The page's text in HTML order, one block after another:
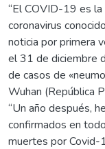
“El COVID-19 es
coronavirus
noticia por primera
el 31 de diciembre
de casos de
Wuhan (República
“Un año después,
confirmados en
muertes por Covid-